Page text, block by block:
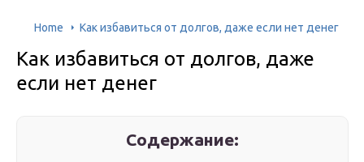
Home Как избавиться от долгов, даже если нет денег
Как избавиться от долгов, даже
если нет денег
Содержание: